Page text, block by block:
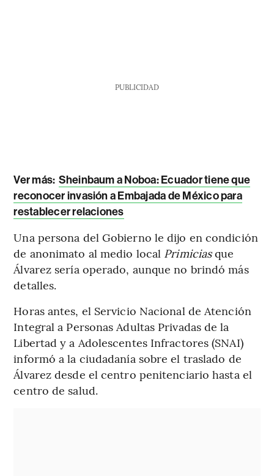
PUBLICIDAD
Ver más: Sheinbaum a Noboa: Ecuador tiene que
reconocer invasión a Embajada de México para
restablecer relaciones
Una persona del Gobierno le dijo en condición
de anonimato al medio local Primiciasque
Álvarez sería operado, aunque no brindó más
detalles.
Horas antes, el Servicio Nacional de Atención
Integral a Personas Adultas Privadas de la
Libertad y a Adolescentes Infractores (SNAI)
informó a la ciudadanía sobre el traslado de
Álvarez desde el centro penitenciario hasta el
centro de salud.